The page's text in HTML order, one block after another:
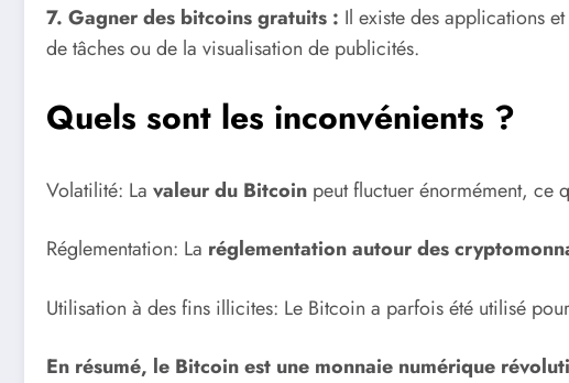
7. Gagner des bitcoins gratuits : Il existe des applications
de tâches ou de la visualisation de publicités.
Quels sont les inconvénients ?
Volatilité: La valeur du Bitcoin peut fluctuer énormément, ce
Réglementation: La réglementation autour des
Utilisation à des fins illicites: Le Bitcoin a parfois été utilisé pour
En résumé, le Bitcoin est une monnaie numérique